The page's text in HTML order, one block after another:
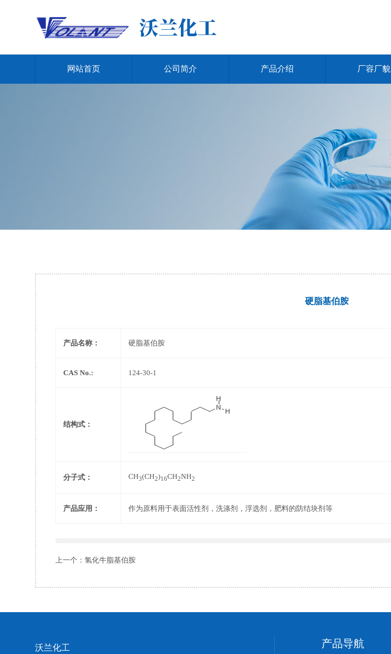
网站首页 公司简介 产品介绍 厂容厂貌
硬脂基伯胺
产品名称： 硬脂基伯胺
CAS No.: 124-30-1
结构式：
分子式： CH3(CH2)16CH2NH2
产品应用： 作为原料用于表面活性剂，洗涤剂，浮选剂，肥料的防结块剂等
上一个： 氢化牛脂基伯胺
沃兰化工 产品导航